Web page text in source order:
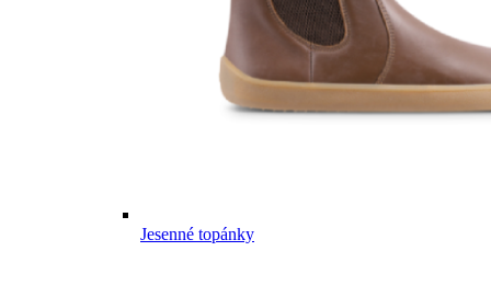
Jesenné topánky